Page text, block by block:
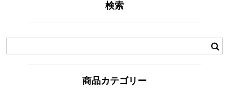
検索
商品カテゴリー